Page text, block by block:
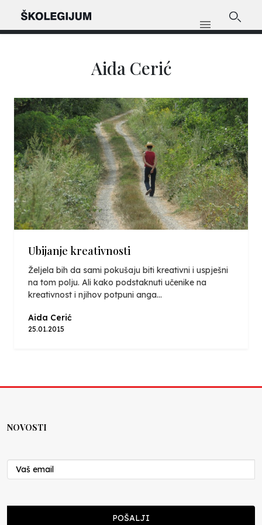
Aida Cerić
Ubijanje kreativnosti
Željela bih da sami pokušaju biti kreativni i uspješni
na tom polju. Ali kako podstaknuti učenike na
kreativnost i njihov potpuni anga...
Aida Cerić
25.01.2015
NOVOSTI
POŠALJI